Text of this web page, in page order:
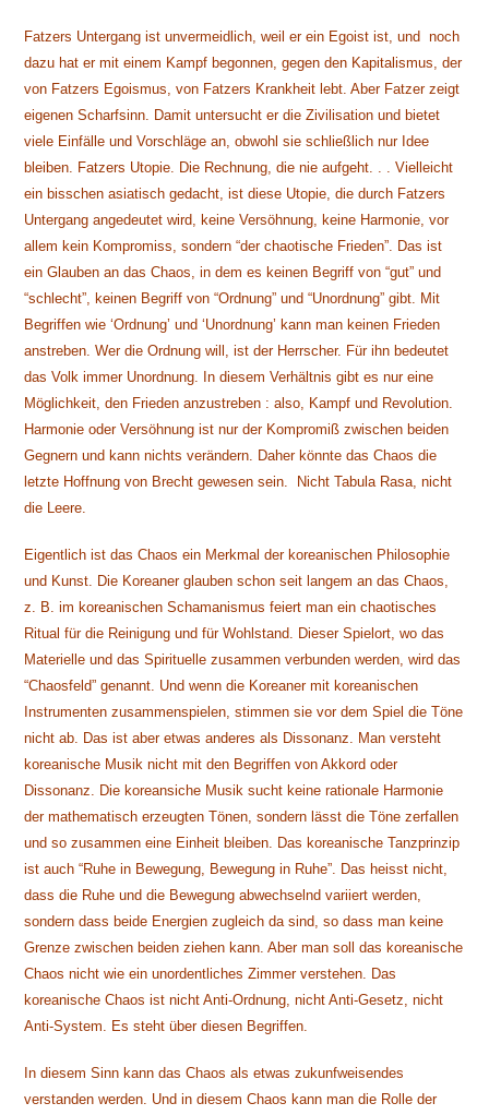
Fatzers Untergang ist unvermeidlich, weil er ein Egoist ist, und noch
dazu hat er mit einem Kampf begonnen, gegen den Kapitalismus, der
von Fatzers Egoismus, von Fatzers Krankheit lebt. Aber Fatzer zeigt
eigenen Scharfsinn. Damit untersucht er die Zivilisation und bietet
viele Einfälle und Vorschläge an, obwohl sie schließlich nur Idee
bleiben. Fatzers Utopie. Die Rechnung, die nie aufgeht. . . Vielleicht
ein bisschen asiatisch gedacht, ist diese Utopie, die durch Fatzers
Untergang angedeutet wird, keine Versöhnung, keine Harmonie, vor
allem kein Kompromiss, sondern “der chaotische Frieden”. Das ist
ein Glauben an das Chaos, in dem es keinen Begriff von “gut” und
“schlecht”, keinen Begriff von “Ordnung” und “Unordnung” gibt. Mit
Begriffen wie ‘Ordnung’ und ‘Unordnung’ kann man keinen Frieden
anstreben. Wer die Ordnung will, ist der Herrscher. Für ihn bedeutet
das Volk immer Unordnung. In diesem Verhältnis gibt es nur eine
Möglichkeit, den Frieden anzustreben : also, Kampf und Revolution.
Harmonie oder Versöhnung ist nur der Kompromiß zwischen beiden
Gegnern und kann nichts verändern. Daher könnte das Chaos die
letzte Hoffnung von Brecht gewesen sein. Nicht Tabula Rasa, nicht
die Leere.
Eigentlich ist das Chaos ein Merkmal der koreanischen Philosophie
und Kunst. Die Koreaner glauben schon seit langem an das Chaos,
z. B. im koreanischen Schamanismus feiert man ein chaotisches
Ritual für die Reinigung und für Wohlstand. Dieser Spielort, wo das
Materielle und das Spirituelle zusammen verbunden werden, wird das
“Chaosfeld” genannt. Und wenn die Koreaner mit koreanischen
Instrumenten zusammenspielen, stimmen sie vor dem Spiel die Töne
nicht ab. Das ist aber etwas anderes als Dissonanz. Man versteht
koreanische Musik nicht mit den Begriffen von Akkord oder
Dissonanz. Die koreansiche Musik sucht keine rationale Harmonie
der mathematisch erzeugten Tönen, sondern lässt die Töne zerfallen
und so zusammen eine Einheit bleiben. Das koreanische Tanzprinzip
ist auch “Ruhe in Bewegung, Bewegung in Ruhe”. Das heisst nicht,
dass die Ruhe und die Bewegung abwechselnd variiert werden,
sondern dass beide Energien zugleich da sind, so dass man keine
Grenze zwischen beiden ziehen kann. Aber man soll das koreanische
Chaos nicht wie ein unordentliches Zimmer verstehen. Das
koreanische Chaos ist nicht Anti-Ordnung, nicht Anti-Gesetz, nicht
Anti-System. Es steht über diesen Begriffen.
In diesem Sinn kann das Chaos als etwas zukunfweisendes
verstanden werden. Und in diesem Chaos kann man die Rolle der